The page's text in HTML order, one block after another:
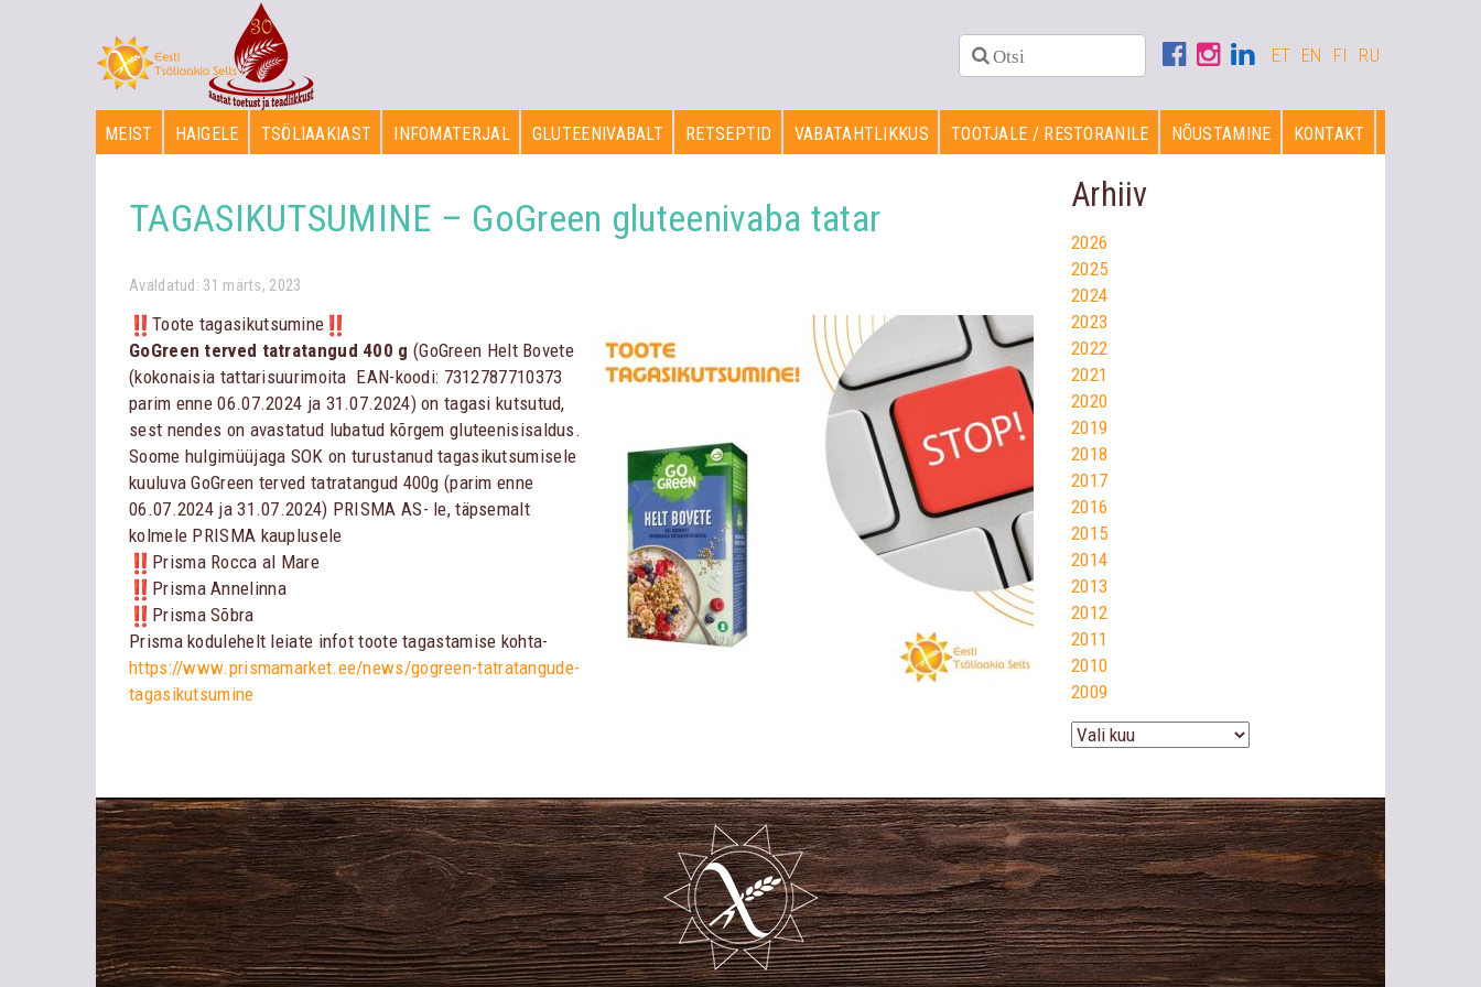
ET EN FI RU
MEIST HAIGELE TSÖLIAAKIAST INFOMATERJAL GLUTEENIVABALT RETSEPTID VABATAHTLIKKUS TOOTJALE / RESTORANILE NÕUSTAMINE KONTAKT
TAGASIKUTSUMINE – GoGreen gluteenivaba tatar
Avaldatud: 31 märts, 2023
Toote tagasikutsumine
GoGreen terved tatratangud 400 g (GoGreen Helt Bovete
(kokonaisia tattarisuurimoita EAN-koodi: 7312787710373
parim enne 06.07.2024 ja 31.07.2024) on tagasi kutsutud,
sest nendes on avastatud lubatud kõrgem gluteenisisaldus.
Soome hulgimüüjaga SOK on turustanud tagasikutsumisele
kuuluva GoGreen terved tatratangud 400g (parim enne
06.07.2024 ja 31.07.2024) PRISMA AS- le, täpsemalt
kolmele PRISMA kauplusele
Prisma Rocca al Mare
Prisma Annelinna
Prisma Sõbra
Prisma kodulehelt leiate infot toote tagastamise kohta-
https://www.prismamarket.ee/news/gogreen-tatratangude-
tagasikutsumine
Arhiiv
2026
2025
2024
2023
2022
2021
2020
2019
2018
2017
2016
2015
2014
2013
2012
2011
2010
2009
Arhiiv